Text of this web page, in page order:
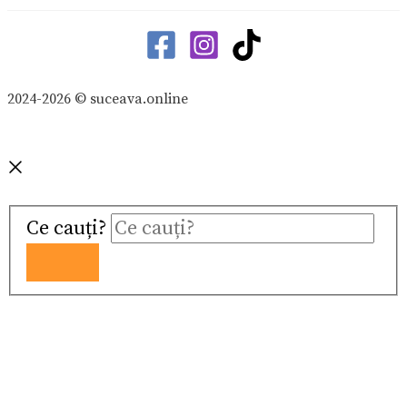
2024-2026 © suceava.online
Ce cauți?